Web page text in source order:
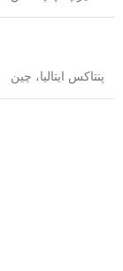
پنتاکس ایتالیا، چین